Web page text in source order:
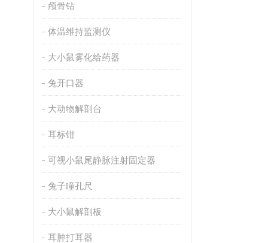
颅骨钻
体温维持监测仪
大小鼠雾化给药器
兔开口器
大动物解剖台
耳标钳
可视小鼠尾静脉注射固定器
兔子瞳孔尺
大小鼠解剖板
耳肿打耳器